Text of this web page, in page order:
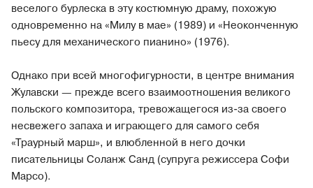
веселого бурлеска в эту костюмную драму, похожую
одновременно на «Милу в мае» (1989) и «Неоконченную
пьесу для механического пианино» (1976).
Однако при всей многофигурности, в центре внимания
Жулавски — прежде всего взаимоотношения великого
польского композитора, тревожащегося из-за своего
несвежего запаха и играющего для самого себя
«Траурный марш», и влюбленной в него дочки
писательницы Соланж Санд (супруга режиссера Софи
Марсо).